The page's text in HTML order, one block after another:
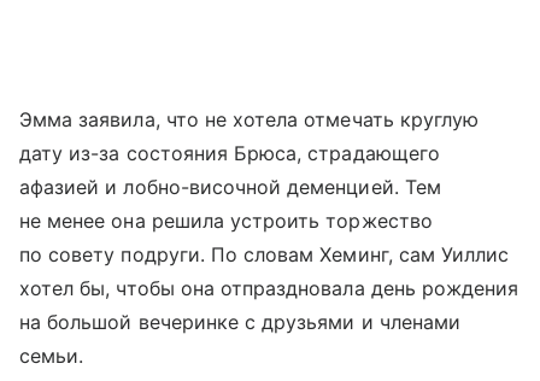
Эмма заявила, что не хотела отмечать круглую
дату из-за состояния Брюса, страдающего
афазией и лобно-височной деменцией. Тем
не менее она решила устроить торжество
по совету подруги. По словам Хеминг, сам Уиллис
хотел бы, чтобы она отпраздновала день рождения
на большой вечеринке с друзьями и членами
семьи.